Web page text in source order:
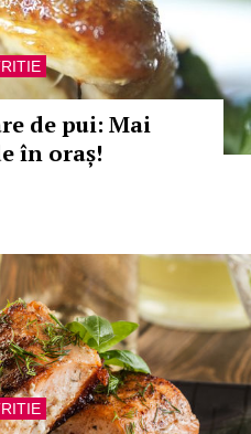
de pui: Mai
în oraș!